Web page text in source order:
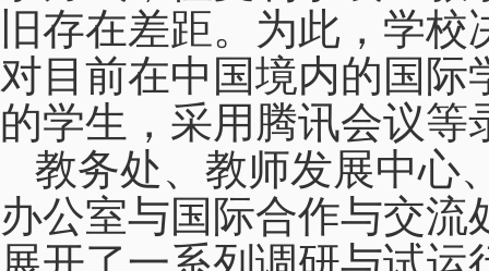
旧存在差距。为此，学
对目前在中国境内的国
的学生，采用腾讯会议
教务处、教师发展中心
办公室与国际合作与交